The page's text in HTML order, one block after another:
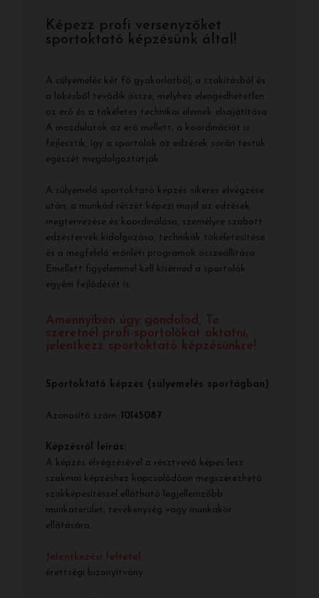
Képezz profi versenyzőket
sportoktató képzésünk által!
A súlyemelés két fő gyakorlatból, a szakításból és
a lökésből tevődik össze, melyhez elengedhetetlen
az erő és a tökéletes technikai elemek elsajátítása.
A mozdulatok az erő mellett, a koordinációt is
fejlesztik, így a sportolók az edzések során testük
egészét megdolgoztatják.
A súlyemelő sportoktató képzés sikeres elvégzése
után, a munkád részét képezi majd az edzések
megtervezése és koordinálása, személyre szabott
edzéstervek kidolgozása, technikák tökéletesítése
és a megfelelő erőnléti programok összeállítása.
Emellett figyelemmel kell kísérned a sportolók
egyéni fejlődését is.
Amennyiben úgy gondolod, Te
szeretnél profi sportolókat oktatni,
jelentkezz sportoktató képzésünkre!
Sportoktató képzés (súlyemelés sportágban)
Azonosító szám: 10145087
Képzésről leírás:
A képzés elvégzésével a résztvevő képes lesz
szakmai képzéshez kapcsolódóan megszerezhető
szakképesítéssel ellátható legjellemzőbb
munkaterület, tevékenység vagy munkakör
ellátására.
Jelentkezési feltétel:
érettségi bizonyítvány